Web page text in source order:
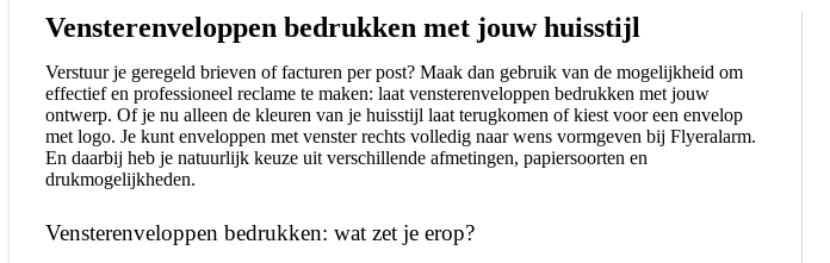
Vensterenveloppen bedrukken met jouw huisstijl
Verstuur je geregeld brieven of facturen per post? Maak dan gebruik van de mogelijkheid om
effectief en professioneel reclame te maken: laat vensterenveloppen bedrukken met jouw
ontwerp. Of je nu alleen de kleuren van je huisstijl laat terugkomen of kiest voor een envelop
met logo. Je kunt enveloppen met venster rechts volledig naar wens vormgeven bij Flyeralarm.
En daarbij heb je natuurlijk keuze uit verschillende afmetingen, papiersoorten en
drukmogelijkheden.
Vensterenveloppen bedrukken: wat zet je erop?